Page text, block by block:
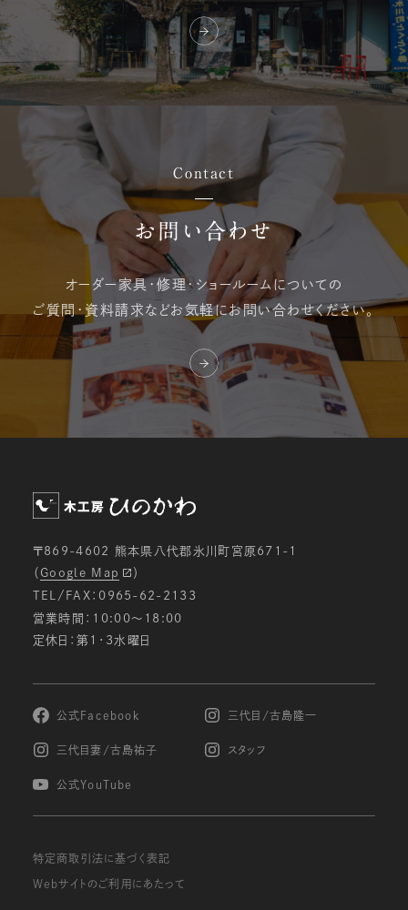
Contact
お問い合わせ
オーダー家具・修理・ ショールームについての
ご質問・資料請求などお気軽にお問い合わせください。
〒869-4602 熊本県八代郡氷川町宮原671-1
（ Google Map
）
TEL/FAX：0965-62-2133
営業時間：10:00〜18:00
定休日：第1・3水曜日
公式Facebook 三代目/古島隆一
三代目妻/古島祐子 スタッフ
公式YouTube
特定商取引法に基づく表記
Webサイトのご利用にあたって